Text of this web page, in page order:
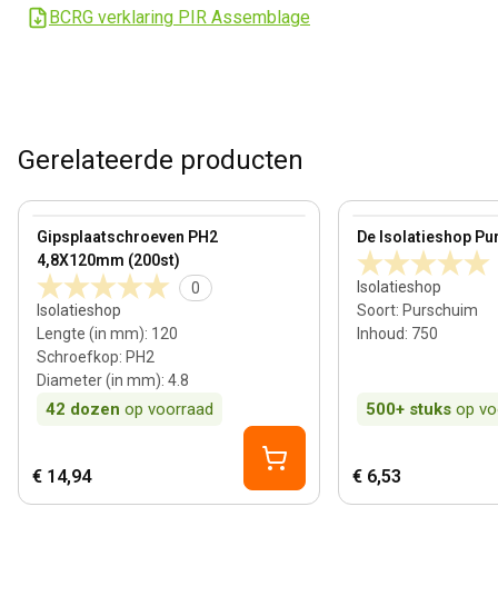
BCRG verklaring PIR Assemblage
Gerelateerde producten
Gipsplaatschroeven PH2
4,8X120mm (200st)
0
Isolatieshop
Lengte (in mm): 120
Schroefkop: PH2
Diameter (in mm): 4.8
42 dozen op voorraad
View product
€ 14,94
De Isolatieshop
Isolatieshop
Soort: Purschuim
Inhoud: 750
500+ stuks op
View product
€ 6,53